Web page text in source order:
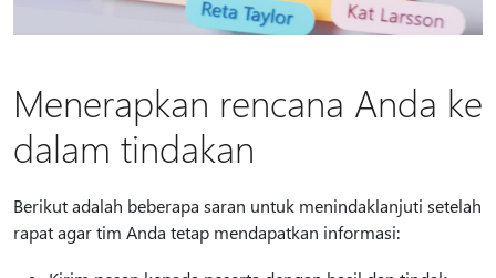
Menerapkan rencana Anda ke
dalam tindakan
Berikut adalah beberapa saran untuk menindaklanjuti setelah
rapat agar tim Anda tetap mendapatkan informasi: